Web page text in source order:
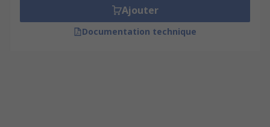
Ajouter
Documentation technique